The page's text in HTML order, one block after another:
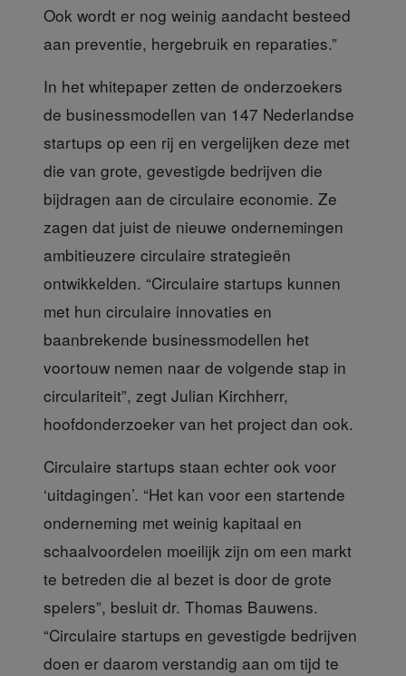
Ook wordt er nog weinig aandacht besteed
aan preventie, hergebruik en reparaties.”
In het whitepaper zetten de onderzoekers
de businessmodellen van 147 Nederlandse
startups op een rij en vergelijken deze met
die van grote, gevestigde bedrijven die
bijdragen aan de circulaire economie. Ze
zagen dat juist de nieuwe ondernemingen
ambitieuzere circulaire strategieën
ontwikkelden. “Circulaire startups kunnen
met hun circulaire innovaties en
baanbrekende businessmodellen het
voortouw nemen naar de volgende stap in
circulariteit”, zegt Julian Kirchherr,
hoofdonderzoeker van het project dan ook.
Circulaire startups staan echter ook voor
‘uitdagingen’. “Het kan voor een startende
onderneming met weinig kapitaal en
schaalvoordelen moeilijk zijn om een markt
te betreden die al bezet is door de grote
spelers”, besluit dr. Thomas Bauwens.
“Circulaire startups en gevestigde bedrijven
doen er daarom verstandig aan om tijd te